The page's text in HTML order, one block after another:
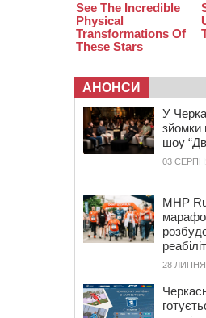
АНОНСИ
У
зйомки
шоу
03
MHP
28 ЛИПНЯ